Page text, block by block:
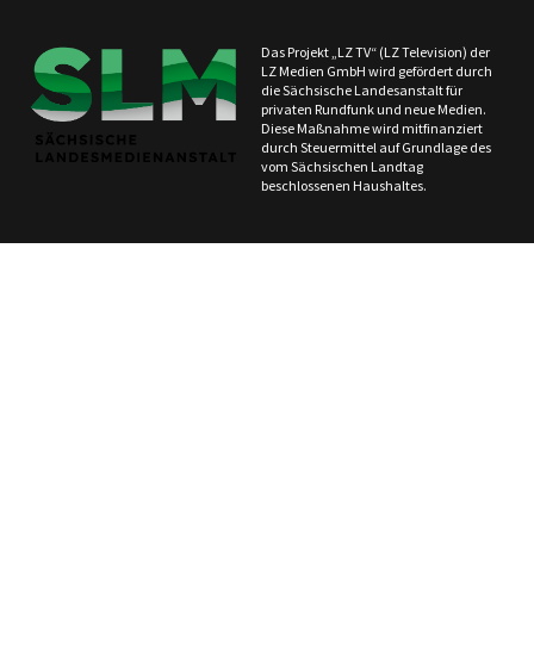
Das Projekt „LZ TV“ (LZ Television) der
LZ Medien GmbH wird gefördert durch
die Sächsische Landesanstalt für
privaten Rundfunk und neue Medien.
Diese Maßnahme wird mitfinanziert
durch Steuermittel auf Grundlage des
vom Sächsischen Landtag
beschlossenen Haushaltes.